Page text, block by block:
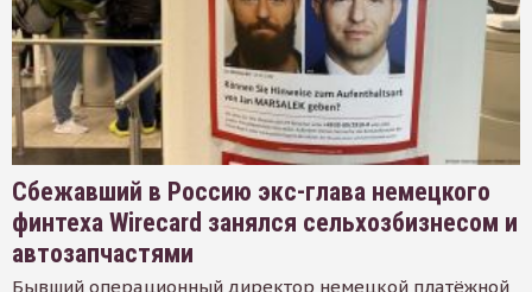
Сбежавший в Россию экс-глава немецкого
финтеха Wirecard занялся сельхозбизнесом и
автозапчастями
Бывший операционный директор немецкой платёжной